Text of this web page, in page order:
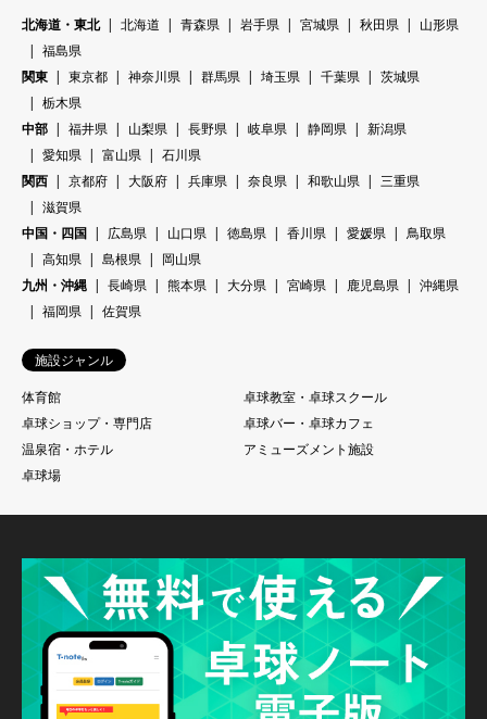
北海道・東北
北海道 青森県 岩手県 宮城県 秋田県
山形県
福島県
関東
東京都 神奈川県 群馬県 埼玉県 千葉県
茨城県
栃木県
中部
福井県 山梨県 長野県 岐阜県 静岡県
新潟県
愛知県
富山県
石川県
関西
京都府 大阪府 兵庫県 奈良県 和歌山県
三重県
滋賀県
中国・四国
広島県 山口県 徳島県 香川県 愛媛県
鳥取県
高知県
島根県
岡山県
九州・沖縄
長崎県 熊本県 大分県 宮崎県 鹿児島県
沖縄県
福岡県
佐賀県
施設ジャンル
体育館
卓球教室・卓球スクール
卓球ショップ・専門店
卓球バー・卓球カフェ
温泉宿・ホテル
アミューズメント施設
卓球場